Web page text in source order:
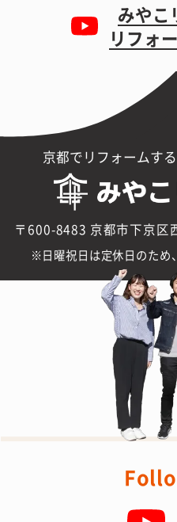
みやこ
リフォ
京都でリフォームす
〒600-8483 京都市下京区
日曜祝日は定休日のた